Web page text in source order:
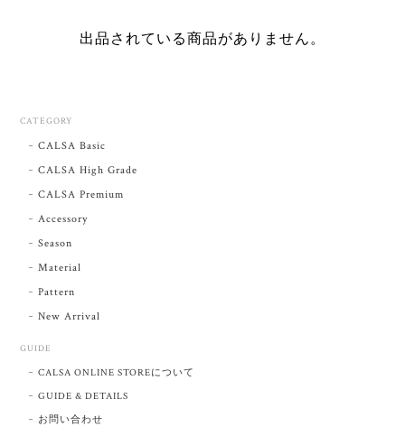
出品されている商品がありません。
CATEGORY
CALSA Basic
CALSA High Grade
CALSA Premium
Accessory
Season
Material
Pattern
New Arrival
GUIDE
CALSA ONLINE STOREについて
GUIDE & DETAILS
お問い合わせ